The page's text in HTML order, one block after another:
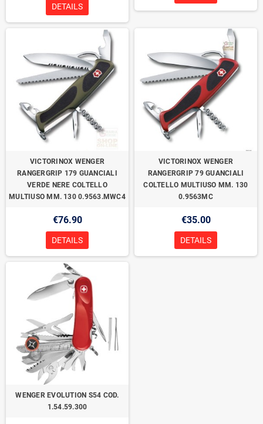
DETAILS
VICTORINOX WENGER
RANGERGRIP 179 GUANCIALI
VERDE NERE COLTELLO
MULTIUSO MM. 130 0.9563.MWC4
€76.90
DETAILS
VICTORINOX WENGER
RANGERGRIP 79 GUANCIALI
COLTELLO MULTIUSO MM. 130
0.9563MC
€35.00
DETAILS
WENGER EVOLUTION S54 COD.
1.54.59.300